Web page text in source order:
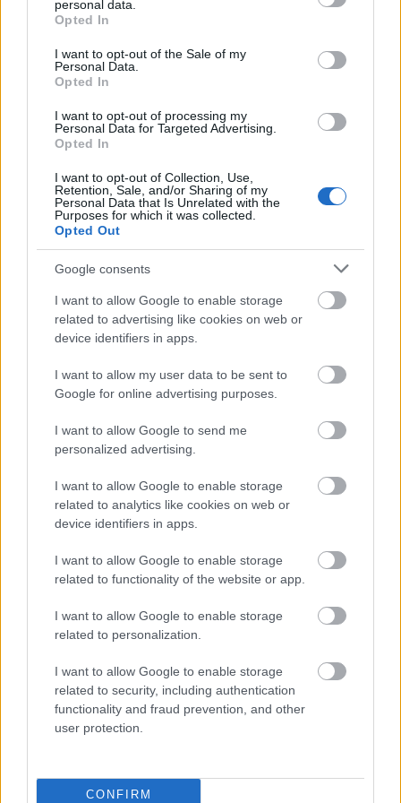
grant or deny consent to Google and its third-party tags to
use your data for below specified purposes in below Google
consent section.
personal data.
Opted In
I want to opt-out of the Sale of my
Personal Data.
Opted In
I want to opt-out of processing my
Personal Data for Targeted Advertising.
Opted In
I want to opt-out of Collection, Use,
Retention, Sale, and/or Sharing of my
Personal Data that Is Unrelated with the
Purposes for which it was collected.
Opted Out
Google consents
I want to allow Google to enable storage
related to advertising like cookies on web or
device identifiers in apps.
I want to allow my user data to be sent to
Google for online advertising purposes.
I want to allow Google to send me
personalized advertising.
I want to allow Google to enable storage
related to analytics like cookies on web or
device identifiers in apps.
I want to allow Google to enable storage
related to functionality of the website or app.
I want to allow Google to enable storage
related to personalization.
I want to allow Google to enable storage
related to security, including authentication
functionality and fraud prevention, and other
user protection.
CONFIRM
Northfoto
Jake a Csillagok háborúja első részében tűnt fel a
fiatal Anakin Skywalkerként. A hirtelen jött siker
azonban egyáltalán nem tetszett neki. Később egy
interjúban mesélt róla, hogy sokat csúfolták az
iskolában és kiközösítették a hírneve miatt, ezért
nem szeretett volna a szakmában maradni.
Sikeresen el is tűnt. Pár évvel ezelőtt azonban egy
autós üldözés során elfogták a rendőrök, ő pedig
ellene.
Jaimee Foxworth
sorozatban. Karrierje azonban nem fejlődött a